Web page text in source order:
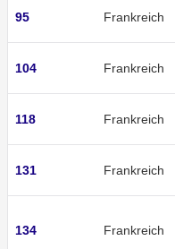
95 Frankreich
104 Frankreich
118 Frankreich
131 Frankreich
134 Frankreich